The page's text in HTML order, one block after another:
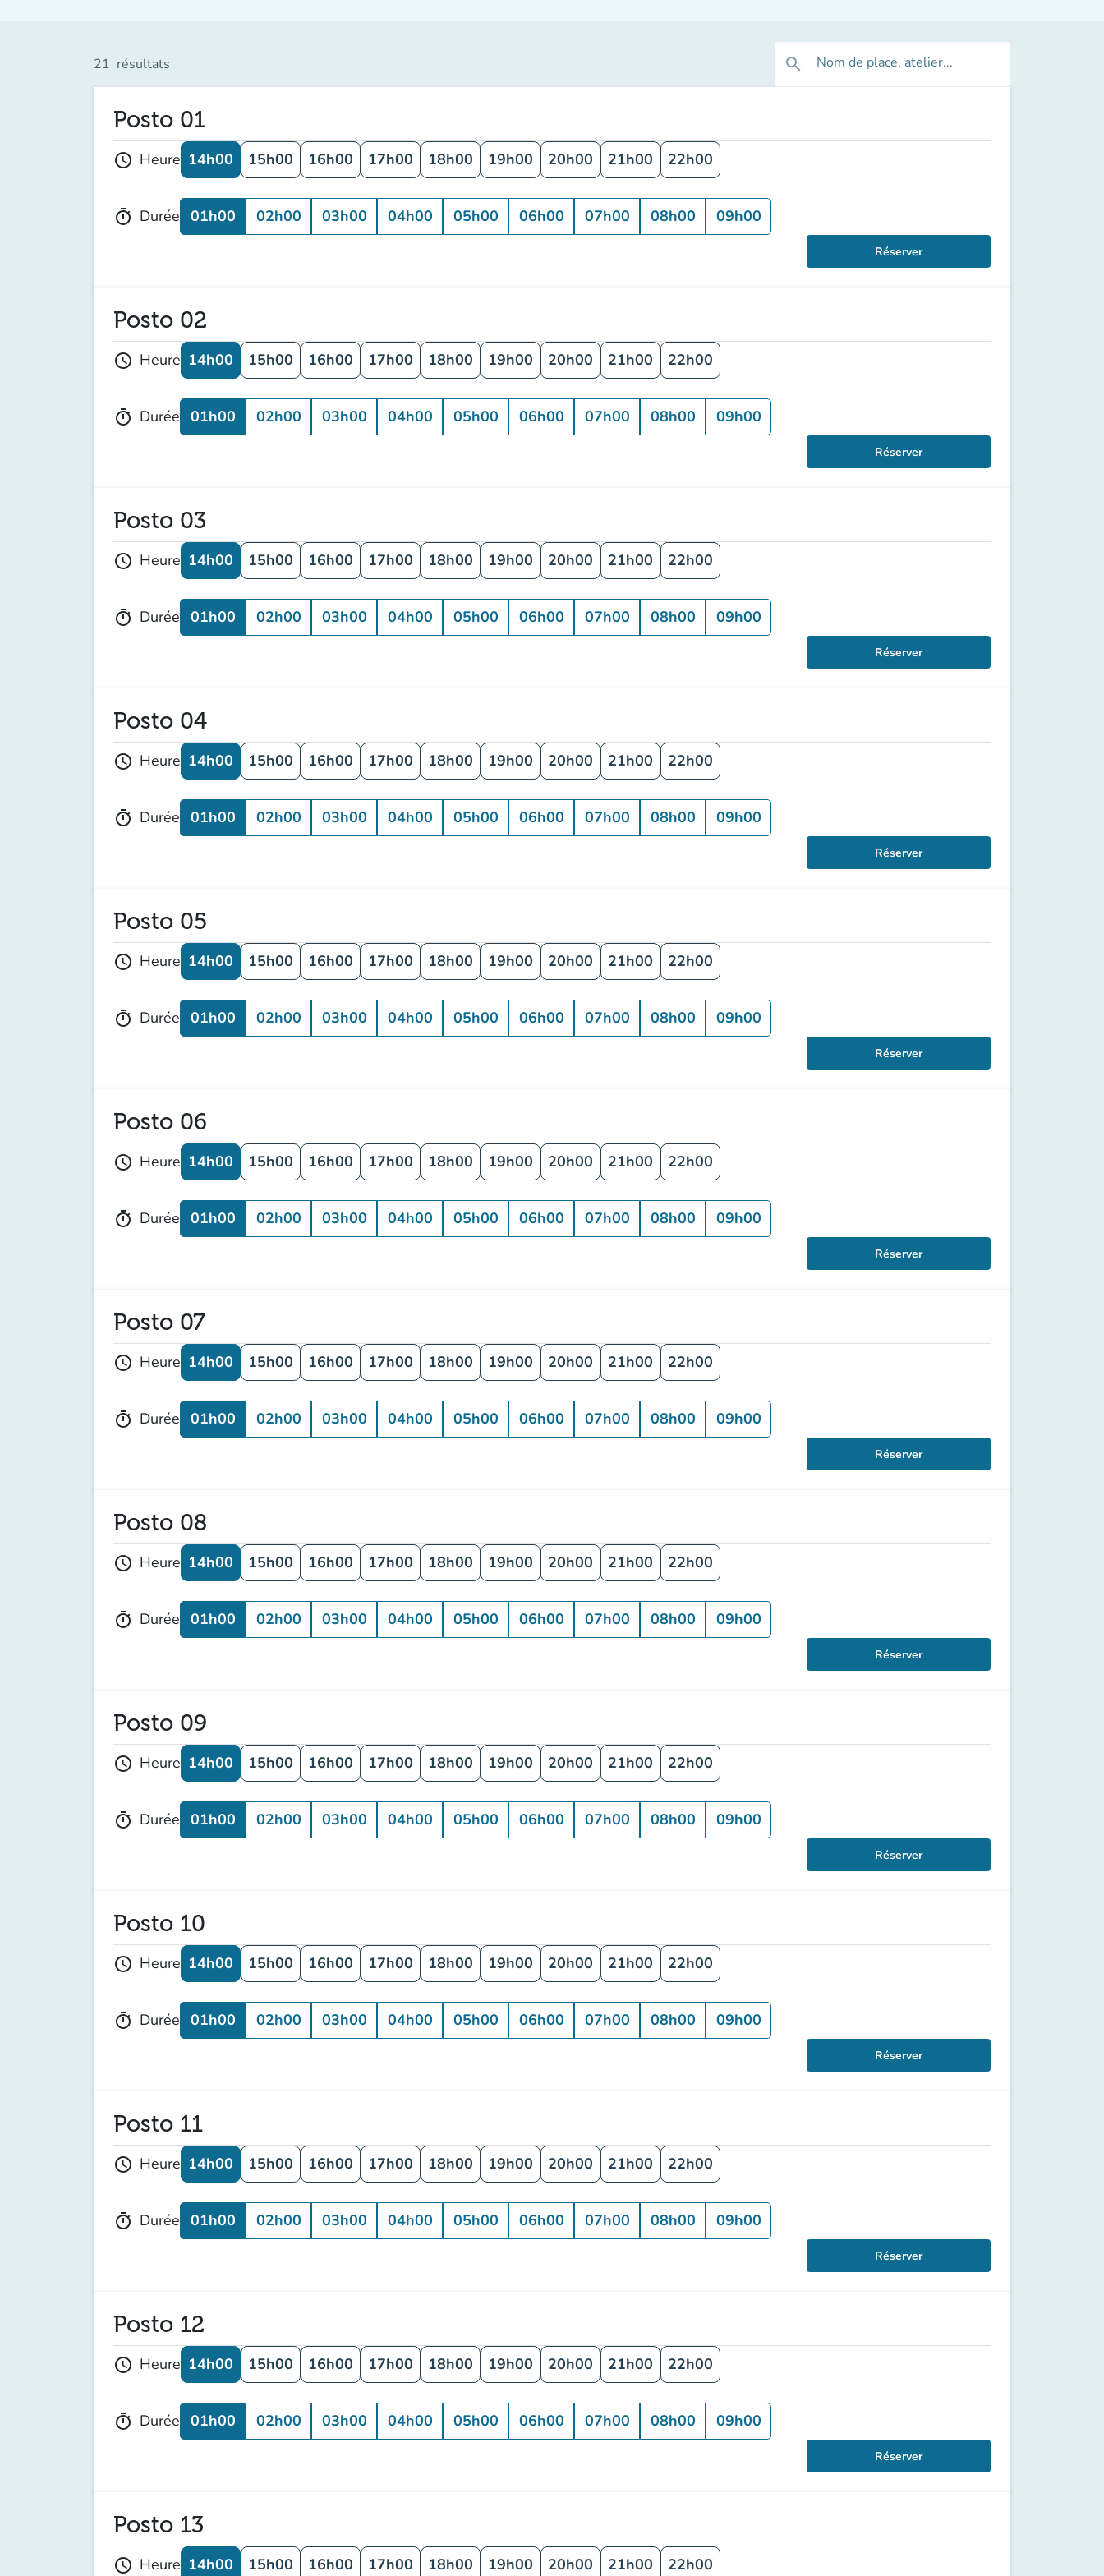
21 résultats search Nom de place, atelier...
Posto 01
schedule Heure 14h00 15h00 16h00 17h00 18h00 19h00 20h00 21h00 22h00
timer Durée 01h00 02h00 03h00 04h00 05h00 06h00 07h00 08h00 09h00
Réserver
Posto 02
schedule Heure 14h00 15h00 16h00 17h00 18h00 19h00 20h00 21h00 22h00
timer Durée 01h00 02h00 03h00 04h00 05h00 06h00 07h00 08h00 09h00
Réserver
Posto 03
schedule Heure 14h00 15h00 16h00 17h00 18h00 19h00 20h00 21h00 22h00
timer Durée 01h00 02h00 03h00 04h00 05h00 06h00 07h00 08h00 09h00
Réserver
Posto 04
schedule Heure 14h00 15h00 16h00 17h00 18h00 19h00 20h00 21h00 22h00
timer Durée 01h00 02h00 03h00 04h00 05h00 06h00 07h00 08h00 09h00
Réserver
Posto 05
schedule Heure 14h00 15h00 16h00 17h00 18h00 19h00 20h00 21h00 22h00
timer Durée 01h00 02h00 03h00 04h00 05h00 06h00 07h00 08h00 09h00
Réserver
Posto 06
schedule Heure 14h00 15h00 16h00 17h00 18h00 19h00 20h00 21h00 22h00
timer Durée 01h00 02h00 03h00 04h00 05h00 06h00 07h00 08h00 09h00
Réserver
Posto 07
schedule Heure 14h00 15h00 16h00 17h00 18h00 19h00 20h00 21h00 22h00
timer Durée 01h00 02h00 03h00 04h00 05h00 06h00 07h00 08h00 09h00
Réserver
Posto 08
schedule Heure 14h00 15h00 16h00 17h00 18h00 19h00 20h00 21h00 22h00
timer Durée 01h00 02h00 03h00 04h00 05h00 06h00 07h00 08h00 09h00
Réserver
Posto 09
schedule Heure 14h00 15h00 16h00 17h00 18h00 19h00 20h00 21h00 22h00
timer Durée 01h00 02h00 03h00 04h00 05h00 06h00 07h00 08h00 09h00
Réserver
Posto 10
schedule Heure 14h00 15h00 16h00 17h00 18h00 19h00 20h00 21h00 22h00
timer Durée 01h00 02h00 03h00 04h00 05h00 06h00 07h00 08h00 09h00
Réserver
Posto 11
schedule Heure 14h00 15h00 16h00 17h00 18h00 19h00 20h00 21h00 22h00
timer Durée 01h00 02h00 03h00 04h00 05h00 06h00 07h00 08h00 09h00
Réserver
Posto 12
schedule Heure 14h00 15h00 16h00 17h00 18h00 19h00 20h00 21h00 22h00
timer Durée 01h00 02h00 03h00 04h00 05h00 06h00 07h00 08h00 09h00
Réserver
Posto 13
schedule Heure 14h00 15h00 16h00 17h00 18h00 19h00 20h00 21h00 22h00